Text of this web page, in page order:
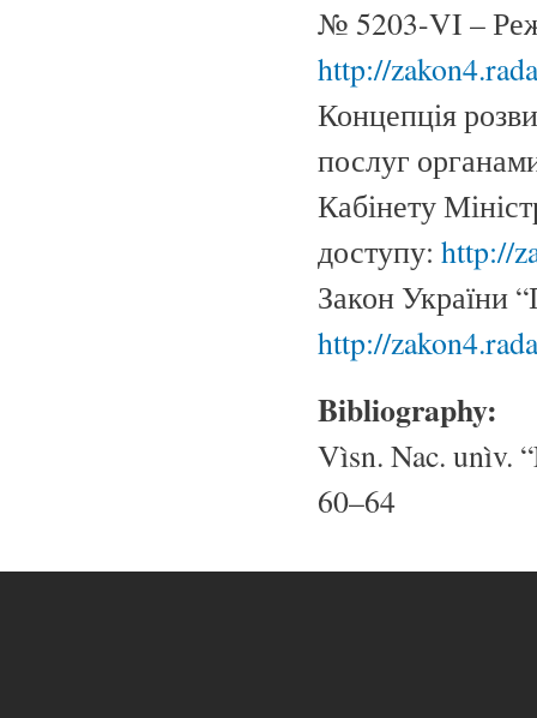
№ 5203-VI –
http://
Концепція
послуг
Кабінету
доступу: http://
Закон України
http://
Bibliography:
Vìsn. Nac. unìv.
60–64